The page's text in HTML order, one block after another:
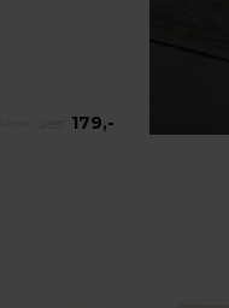
179,-